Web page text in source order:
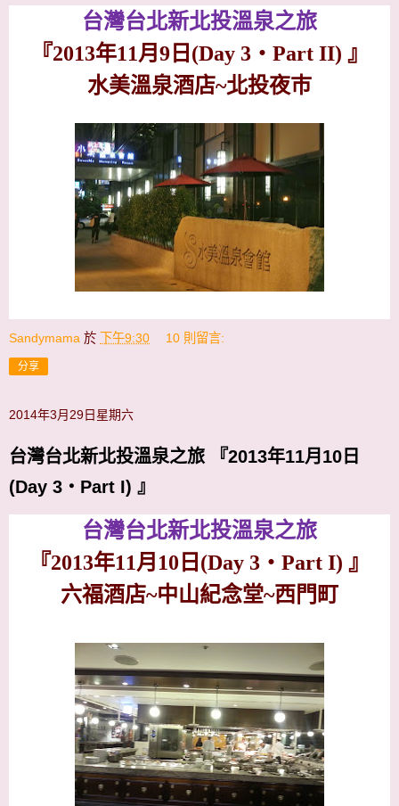
台灣台北新北投溫泉之旅
『2013年11月 9日 (Day 3‧ Part II) 』
水美溫泉酒店~北投夜巿
Sandymama 於 下午9:30 10 則留言:
分享
2014年3月29日星期六
台灣台北新北投溫泉之旅 『2013年11月10日
(Day 3‧Part I) 』
台灣台北新北投溫泉之旅
『2013年11月10日 (Day 3 ‧ Part I) 』
六福酒店~中山紀念堂~西門町